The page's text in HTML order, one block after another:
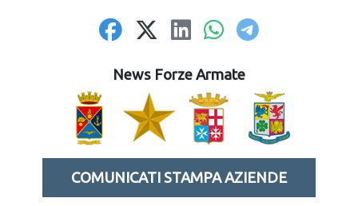
News Forze Armate
COMUNICATI STAMPA AZIENDE